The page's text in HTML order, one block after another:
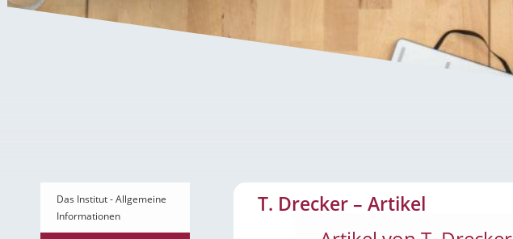
Das Institut - Allgemeine
Informationen
T. Drecker – Artikel